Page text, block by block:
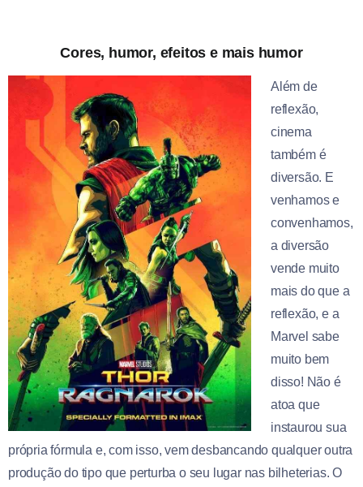
Cores, humor, efeitos e mais humor
Além de
reflexão,
cinema
também é
diversão. E
venhamos e
convenhamos,
a diversão
vende muito
mais do que a
reflexão, e a
Marvel sabe
muito bem
disso! Não é
atoa que
instaurou sua
própria fórmula e, com isso, vem desbancando qualquer outra
produção do tipo que perturba o seu lugar nas bilheterias. O